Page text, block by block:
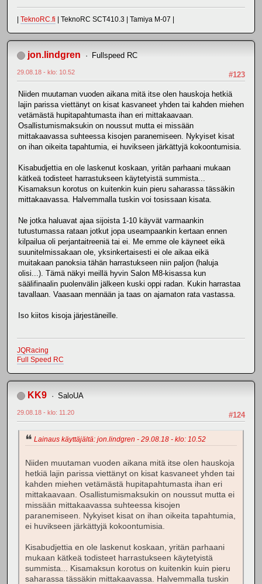
| TeknoRC.fi | TeknoRC SCT410.3 | Tamiya M-07 |
jon.lindgren Fullspeed RC
#123
29.08.18 - klo: 10.52
Niiden muutaman vuoden aikana mitä itse olen hauskoja hetkiä
lajin parissa viettänyt on kisat kasvaneet yhden tai kahden miehen
vetämästä hupitapahtumasta ihan eri mittakaavaan.
Osallistumismaksukin on noussut mutta ei missään
mittakaavassa suhteessa kisojen paranemiseen. Nykyiset kisat
on ihan oikeita tapahtumia, ei huvikseen järkättyjä kokoontumisia.
Kisabudjettia en ole laskenut koskaan, yritän parhaani mukaan
kätkeä todisteet harrastukseen käytetyistä summista...
Kisamaksun korotus on kuitenkin kuin pieru saharassa tässäkin
mittakaavassa. Halvemmalla tuskin voi tosissaan kisata.
Ne jotka haluavat ajaa sijoista 1-10 käyvät varmaankin
tutustumassa rataan jotkut jopa useampaankin kertaan ennen
kilpailua oli perjantaitreeniä tai ei. Me emme ole käyneet eikä
suunitelmissakaan ole, yksinkertaisesti ei ole aikaa eikä
muitakaan panoksia tähän harrastukseen niin paljon (haluja
olisi...). Tämä näkyi meillä hyvin Salon M8-kisassa kun
säälifinaalin puolenvälin jälkeen kuski oppi radan. Kukin harrastaa
tavallaan. Vaasaan mennään ja taas on ajamaton rata vastassa.
Iso kiitos kisoja järjestäneille.
JQRacing
Full Speed RC
KK9 SaloUA
#124
29.08.18 - klo: 11.20
Lainaus käyttäjältä: jon.lindgren - 29.08.18 - klo: 10.52
Niiden muutaman vuoden aikana mitä itse olen hauskoja
hetkiä lajin parissa viettänyt on kisat kasvaneet yhden tai
kahden miehen vetämästä hupitapahtumasta ihan eri
mittakaavaan. Osallistumismaksukin on noussut mutta ei
missään mittakaavassa suhteessa kisojen
paranemiseen. Nykyiset kisat on ihan oikeita tapahtumia,
ei huvikseen järkättyjä kokoontumisia.
Kisabudjettia en ole laskenut koskaan, yritän parhaani
mukaan kätkeä todisteet harrastukseen käytetyistä
summista... Kisamaksun korotus on kuitenkin kuin pieru
saharassa tässäkin mittakaavassa. Halvemmalla tuskin